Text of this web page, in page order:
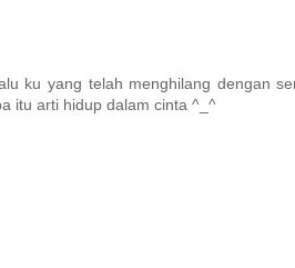
ku yang telah menghilang dengan
itu arti hidup dalam cinta ^_^